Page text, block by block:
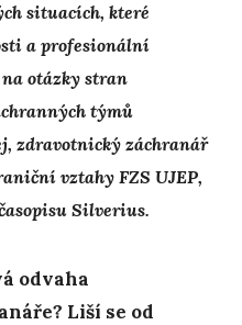
situacích, které
a profesionální
otázky stran
týmů
zdravotnický záchranář
vztahy FZS UJEP,
Silverius.
odvaha
Liší se od